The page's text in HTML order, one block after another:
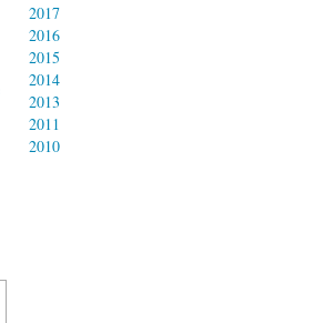
2017
2016
2015
2014
2013
2011
2010